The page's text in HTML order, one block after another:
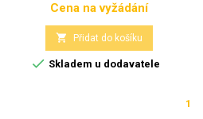
Cena
Cena na vyžádání
 Přidat do košíku
 Skladem u dodavatele
1